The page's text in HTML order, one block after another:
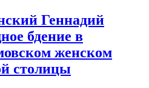
Геннадий
бдение в
женском
столицы